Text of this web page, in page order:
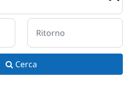
Ritorno
Cerca